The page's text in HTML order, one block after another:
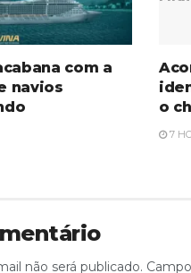
com a
navios
o
7
não será publicado.